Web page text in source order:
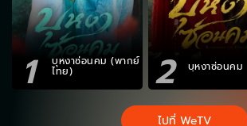
1 บุหงาซ่อนคม (พากย์
ไทย) 2 บุหงาซ่อนคม
ไปที่ WeTV